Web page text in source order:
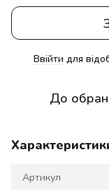
Ввійти для
До
Артикул